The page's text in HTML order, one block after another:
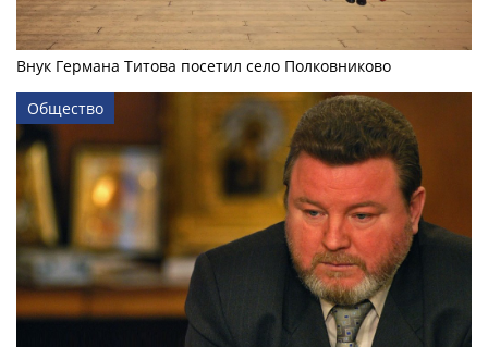
Внук Германа Титова посетил село Полковниково
Общество